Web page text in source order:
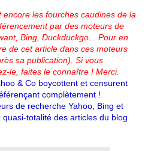
les fourches caudines de la
par des moteurs de
Bing, Duckduckgo...
Pour en
de cet article dans ces moteurs
sa publication). Si vous
le, faites le connaître ! Merci.
& Co boycottent et censurent
complètement !
de recherche Yahoo, Bing et
totalité des articles du blog